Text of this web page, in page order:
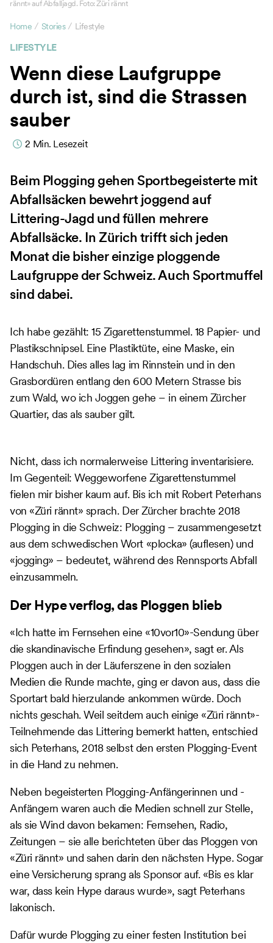
rännt» auf Abfalljagd. Foto: Züri rännt
LIFESTYLE
Home / Stories / Lifestyle
Wenn diese Laufgruppe
durch ist, sind die Strassen
sauber
2 Min. Lesezeit
Beim Plogging gehen Sportbegeisterte mit
Abfallsäcken bewehrt joggend auf
Littering-Jagd und füllen mehrere
Abfallsäcke. In Zürich trifft sich jeden
Monat die bisher einzige ploggende
Laufgruppe der Schweiz. Auch Sportmuffel
sind dabei.
Ich habe gezählt: 15 Zigarettenstummel. 18 Papier- und
Plastikschnipsel. Eine Plastiktüte, eine Maske, ein
Handschuh. Dies alles lag im Rinnstein und in den
Grasbordüren entlang den 600 Metern Strasse bis
zum Wald, wo ich Joggen gehe – in einem Zürcher
Quartier, das als sauber gilt.
Nicht, dass ich normalerweise Littering inventarisiere.
Im Gegenteil: Weggeworfene Zigarettenstummel
fielen mir bisher kaum auf. Bis ich mit Robert Peterhans
von «Züri rännt» sprach. Der Zürcher brachte 2018
Plogging in die Schweiz: Plogging – zusammengesetzt
aus dem schwedischen Wort «plocka» (auflesen) und
«jogging» – bedeutet, während des Rennsports Abfall
einzusammeln.
Der Hype verflog, das Ploggen blieb
«Ich hatte im Fernsehen eine «10vor10»-Sendung über
die skandinavische Erfindung gesehen», sagt er. Als
Ploggen auch in der Läuferszene in den sozialen
Medien die Runde machte, ging er davon aus, dass die
Sportart bald hierzulande ankommen würde. Doch
nichts geschah. Weil seitdem auch einige «Züri rännt»-
Teilnehmende das Littering bemerkt hatten, entschied
sich Peterhans, 2018 selbst den ersten Plogging-Event
in die Hand zu nehmen.
Neben begeisterten Plogging-Anfängerinnen und -
Anfängern waren auch die Medien schnell zur Stelle,
als sie Wind davon bekamen: Fernsehen, Radio,
Zeitungen – sie alle berichteten über das Ploggen von
«Züri rännt» und sahen darin den nächsten Hype. Sogar
eine Versicherung sprang als Sponsor auf. «Bis es klar
war, dass kein Hype daraus wurde», sagt Peterhans
lakonisch.
Dafür wurde Plogging zu einer festen Institution bei